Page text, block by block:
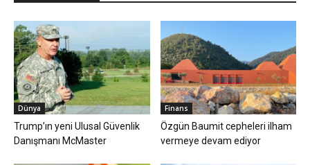
Dünya
Trump’ın yeni Ulusal Güvenlik
Danışmanı McMaster
Finans
Özgün Baumit cepheleri ilham
vermeye devam ediyor